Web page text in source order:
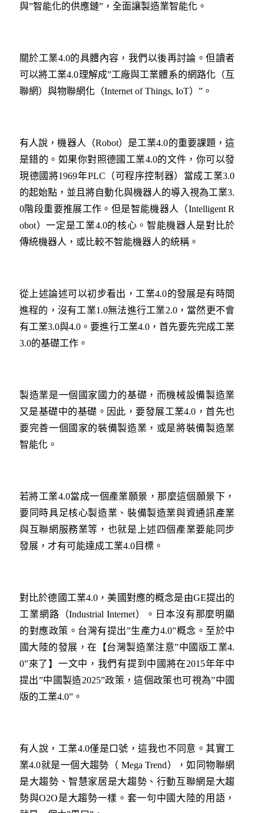
與”智能化的供應鏈”，全面讓製造業智能化。
關於工業4.0的具體內容，我們以後再討論。但讀者
可以將工業4.0理解成”工廠與工業體系的網路化（互
聯網）與物聯網化（Internet of Things, IoT）”。
有人說，機器人（Robot）是工業4.0的重要課題，這
是錯的。如果你對照德國工業4.0的文件，你可以發
現德國將1969年PLC（可程序控制器）當成工業3.0
的起始點，並且將自動化與機器人的導入視為工業3.
0階段重要推展工作。但是智能機器人（Intelligent R
obot）一定是工業4.0的核心。智能機器人是對比於
傳統機器人，或比較不智能機器人的統稱。
從上述論述可以初步看出，工業4.0的發展是有時間
進程的，沒有工業1.0無法進行工業2.0，當然更不會
有工業3.0與4.0。要進行工業4.0，首先要先完成工業
3.0的基礎工作。
製造業是一個國家國力的基礎，而機械設備製造業
又是基礎中的基礎。因此，要發展工業4.0，首先也
要完善一個國家的裝備製造業，或是將裝備製造業
智能化。
若將工業4.0當成一個產業願景，那麼這個願景下，
要同時具足核心製造業、裝備製造業與資通訊產業
與互聯網服務業等，也就是上述四個產業要能同步
發展，才有可能達成工業4.0目標。
對比於德國工業4.0，美國對應的概念是由GE提出的
工業網路（Industrial Internet）。日本沒有那麼明顯
的對應政策。台灣有提出”生產力4.0”概念。至於中
國大陸的發展，在【台灣製造業注意”中國版工業4.
0”來了】一文中，我們有提到中國將在2015年年中
提出”中國製造2025”政策，這個政策也可視為”中國
版的工業4.0”。
有人說，工業4.0僅是口號，這我也不同意。其實工
業4.0就是一個大趨勢（ Mega Trend），如同物聯網
是大趨勢、智慧家居是大趨勢、行動互聯網是大趨
勢與O2O是大趨勢一樣。套一句中國大陸的用語，